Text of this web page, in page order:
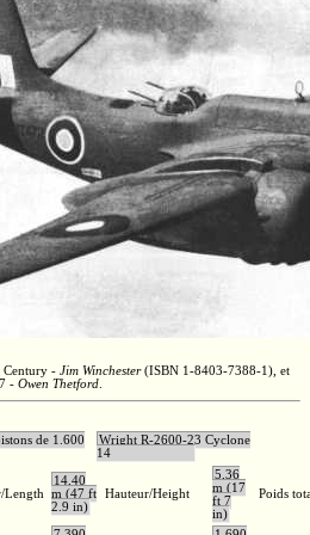
Century - Jim Winchester(ISBN 1-8403-7388-1), et
- Owen Thetford
de 1.600
Wright R-2600-23 Cyclone
14
Length
14,40
m (47 ft
2.9 in)
Hauteur/Height
5,36
m (17
ft 7
in)
Poids